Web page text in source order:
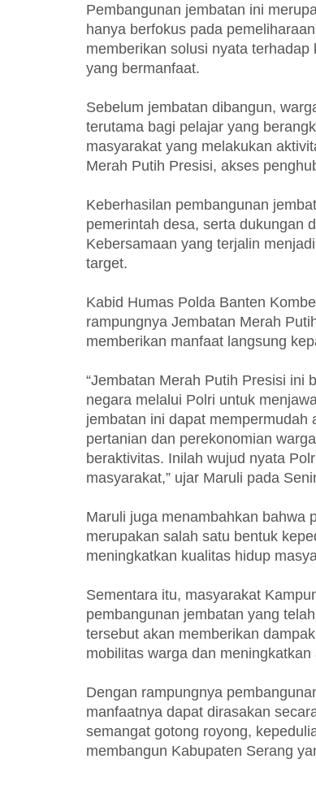
Pembangunan jembatan ini
hanya berfokus pada
memberikan solusi nyata
yang bermanfaat.
Sebelum jembatan dibangun,
terutama bagi pelajar yang
masyarakat yang melakukan
Merah Putih Presisi, akses
Keberhasilan pembangunan
pemerintah desa, serta dukungan
Kebersamaan yang terjalin
target.
Kabid Humas Polda Banten
rampungnya Jembatan Merah
memberikan manfaat langsung
“Jembatan Merah Putih Presisi ini
negara melalui Polri untuk
jembatan ini dapat
pertanian dan perekonomian
beraktivitas. Inilah wujud nyata
masyarakat,” ujar Maruli pada
Maruli juga menambahkan bahwa
merupakan salah satu bentuk
meningkatkan kualitas hidup
Sementara itu, masyarakat
pembangunan jembatan yang
tersebut akan memberikan
mobilitas warga dan
Dengan rampungnya
manfaatnya dapat dirasakan
semangat gotong royong,
membangun Kabupaten Serang